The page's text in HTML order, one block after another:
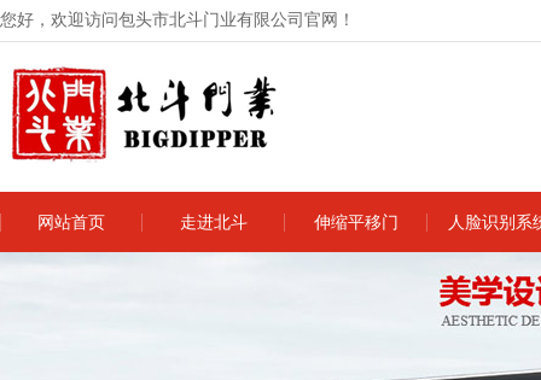
您好，欢迎访问包头市北斗门业有限公司官网！
网站首页 走进北斗 伸缩平移门 人脸识别系